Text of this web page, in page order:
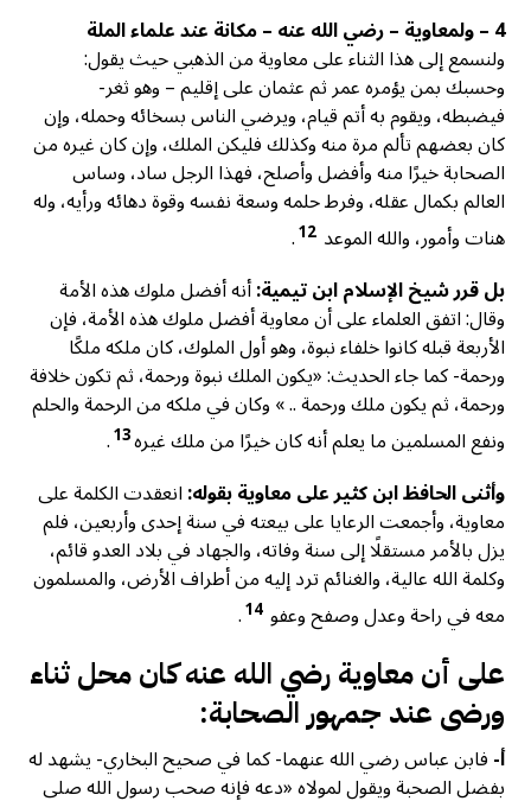
4 – ولمعاوية – رضي الله عنه – مكانة عند علماء الملة
ولنسمع إلى هذا الثناء على معاوية من الذهبي حيث يقول:
وحسبك بمن يؤمره عمر ثم عثمان على إقليم – وهو ثغر-
فيضبطه، ويقوم به أتم قيام، ويرضي الناس بسخائه وحمله، وإن
كان بعضهم تألم مرة منه وكذلك فليكن الملك، وإن كان غيره من
الصحابة خيرًا منه وأفضل وأصلح، فهذا الرجل ساد، وساس
العالم بكمال عقله، وفرط حلمه وسعة نفسه وقوة دهائه ورأيه، وله
هنات وأمور، والله الموعد 12
.
بل قرر شيخ الإسلام ابن تيمية:أنه أفضل ملوك هذه الأمة
وقال: اتفق العلماء على أن معاوية أفضل ملوك هذه الأمة، فإن
الأربعة قبله كانوا خلفاء نبوة، وهو أول الملوك، كان ملكه ملكًا
ورحمة- كما جاء الحديث: «يكون الملك نبوة ورحمة، ثم تكون خلافة
ورحمة، ثم يكون ملك ورحمة .. » وكان في ملكه من الرحمة والحلم
ونفع المسلمين ما يعلم أنه كان خيرًا من ملك غيره13
.
وأثنى الحافظ ابن كثير على معاوية بقوله:انعقدت الكلمة على
معاوية، وأجمعت الرعايا على بيعته في سنة إحدى وأربعين، فلم
يزل بالأمر مستقلًا إلى سنة وفاته، والجهاد في بلاد العدو قائم،
وكلمة الله عالية، والغنائم ترد إليه من أطراف الأرض، والمسلمون
معه في راحة وعدل وصفح وعفو 14
.
على أن معاوية رضي الله عنه كان محل ثناء
ورضى عند جمهور الصحابة:
أ-فابن عباس رضي الله عنهما- كما في صحيح البخاري- يشهد له
بفضل الصحبة ويقول لمولاه «دعه فإنه صحب رسول الله صلى